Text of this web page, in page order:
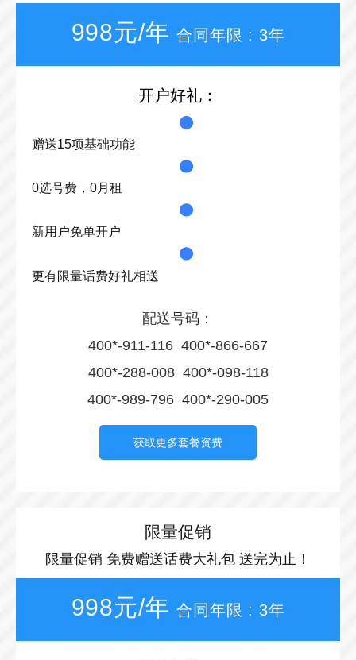
998元/年 合同年限 : 3年
开户好礼：
赠送15项基础功能
0选号费，0月租
新用户免单开户
更有限量话费好礼相送
配送号码：
400*-911-116 400*-866-667
400*-288-008 400*-098-118
400*-989-796 400*-290-005
获取更多套餐资费
限量促销
限量促销 免费赠送话费大礼包 送完为止！
998元/年 合同年限 : 3年